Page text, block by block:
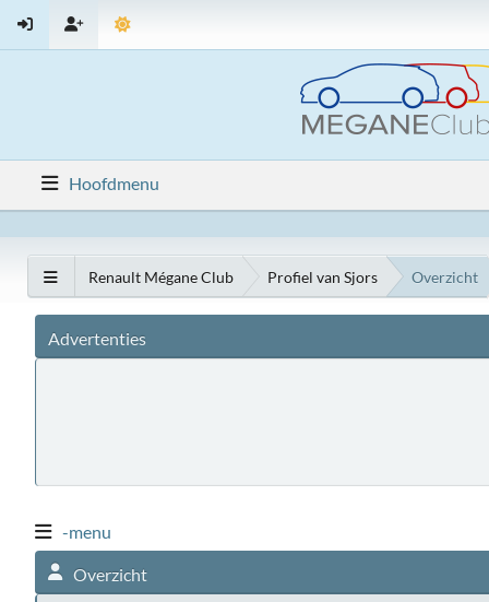
Hoofdmenu
Renault Mégane Club Profiel van Sjors Overzicht
Advertenties
-menu
Overzicht